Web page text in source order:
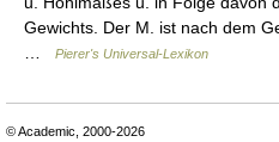
Gewichts. Der M. ist nach dem
Pierer's Universal-Lexikon
© Academic, 2000-2026